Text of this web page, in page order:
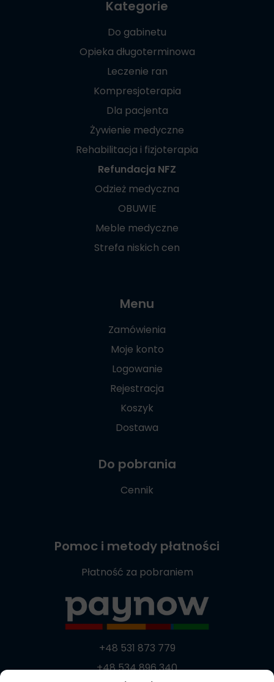
Kategorie
Do gabinetu
Opieka długoterminowa
Leczenie ran
Kompresjoterapia
Dla pacjenta
Żywienie medyczne
Rehabilitacja i fizjoterapia
Refundacja NFZ
Odzież medyczna
OBUWIE
Meble medyczne
Strefa niskich cen
Menu
Zamówienia
Moje konto
Logowanie
Rejestracja
Koszyk
Dostawa
Do pobrania
Cennik
Pomoc i metody płatności
Płatność za pobraniem
+48 531 873 779
+48 534 896 340